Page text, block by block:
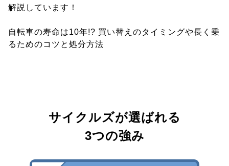
解説しています！
自転車の寿命は10年!? 買い替えのタイミングや長く乗
るためのコツと処分方法
サイクルズが選ばれる
3つの強み